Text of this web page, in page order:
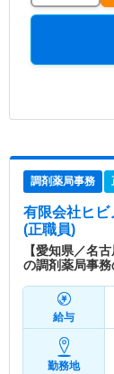
調剤薬局事務
有限会社ヒビ
(正職員)
【愛知県／名
の調剤薬局事
給与
勤務地